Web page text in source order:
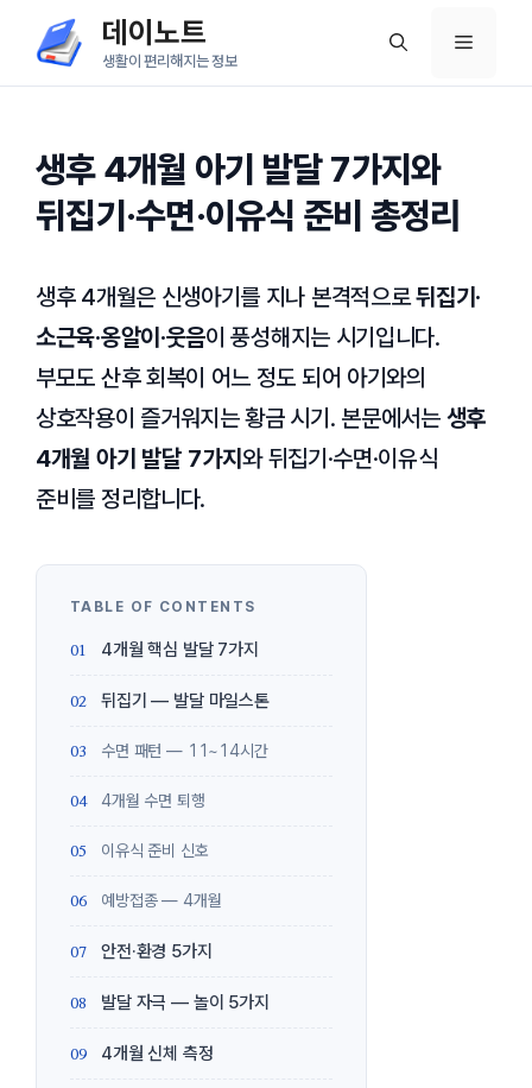
츠
데이노트
생활이 편리해지는 정보
메
생후 4개월 아기 발달 7가지와
뒤집기·수면·이유식 준비 총정리
생후 4개월은 신생아기를 지나 본격적으로뒤집기·
소근육·옹알이·웃음이 풍성해지는 시기입니다.
부모도 산후 회복이 어느 정도 되어 아기와의
상호작용이 즐거워지는 황금 시기. 본문에서는 생후
4개월 아기 발달 7가지와 뒤집기·수면·이유식
준비를 정리합니다.
4개월 핵심 발달 7가지
뒤집기 — 발달 마일스톤
수면 패턴 — 11~14시간
4개월 수면 퇴행
이유식 준비 신호
예방접종 — 4개월
안전·환경 5가지
발달 자극 — 놀이 5가지
4개월 신체 측정